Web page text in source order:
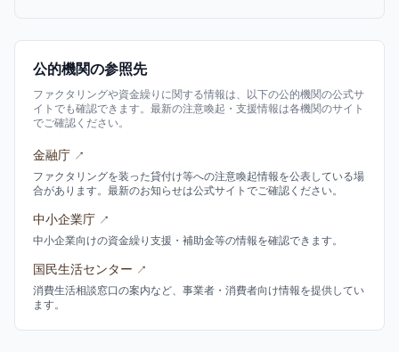
公的機関の参照先
ファクタリングや資金繰りに関する情報は、以下の公的機関の公式サ
イトでも確認できます。最新の注意喚起・支援情報は各機関のサイト
でご確認ください。
金融庁 ↗
ファクタリングを装った貸付け等への注意喚起情報を公表している場
合があります。最新のお知らせは公式サイトでご確認ください。
中小企業庁 ↗
中小企業向けの資金繰り支援・補助金等の情報を確認できます。
国民生活センター ↗
消費生活相談窓口の案内など、事業者・消費者向け情報を提供してい
ます。